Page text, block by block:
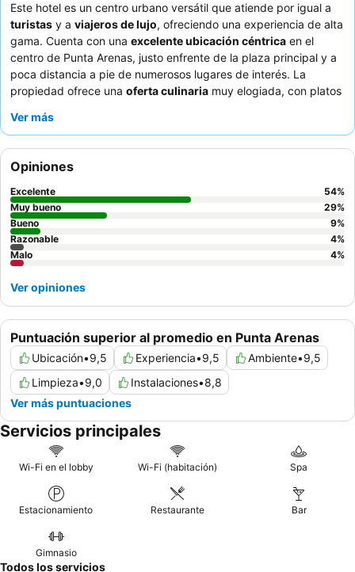
Este hotel es un centro urbano versátil que atiende por igual a
turistas y a viajeros de lujo, ofreciendo una experiencia de alta
gama. Cuenta con una excelente ubicación céntrica en el
centro de Punta Arenas, justo enfrente de la plaza principal y a
poca distancia a pie de numerosos lugares de interés. La
propiedad ofrece una oferta culinaria muy elogiada, con platos
elegante. Los huéspedes elogian constantemente la
del personal, y el equipo de recepción es frecuentemente
elogiado por su cálida bienvenida y eficiencia. Para una
estancia más tranquila, los huéspedes deberían considerar
solicitar una habitación en la Torre 2, la más nueva, que ofrece
aire acondicionado y comodidades modernas.
Ver más
Puntuación superior al promedio en Punta Arenas
Ubicación•9,5 Experiencia•9,5 Ambiente•9,5
Limpieza•9,0 Instalaciones•8,8
Ver más puntuaciones
Opiniones
Excelente 54%
Muy bueno
29%
Bueno
9%
Razonable
4%
Malo
4%
Ver opiniones
Servicios principales
Wi-Fi en el lobby Wi-Fi (habitación) Spa
Estacionamiento Restaurante Bar
Gimnasio
Todos los servicios